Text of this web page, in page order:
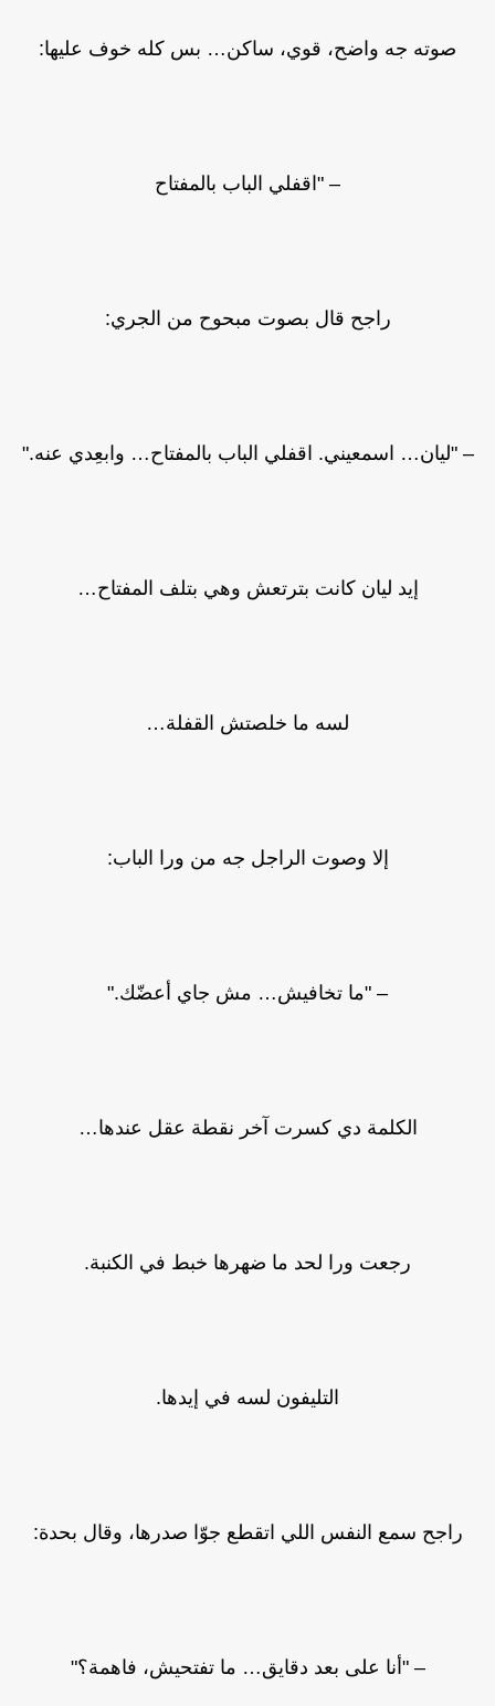
صوته جه واضح، قوي، ساكن… بس كله خوف عليها:
– "اقفلي الباب بالمفتاح
راجح قال بصوت مبحوح من الجري:
– "ليان… اسمعيني. اقفلي الباب بالمفتاح… وابعِدي عنه."
إيد ليان كانت بترتعش وهي بتلف المفتاح…
لسه ما خلصتش القفلة…
إلا وصوت الراجل جه من ورا الباب:
– "ما تخافيش… مش جاي أعضّك."
الكلمة دي كسرت آخر نقطة عقل عندها…
رجعت ورا لحد ما ضهرها خبط في الكنبة.
التليفون لسه في إيدها.
راجح سمع النفس اللي اتقطع جوّا صدرها، وقال بحدة:
– "أنا على بعد دقايق… ما تفتحيش، فاهمة؟"